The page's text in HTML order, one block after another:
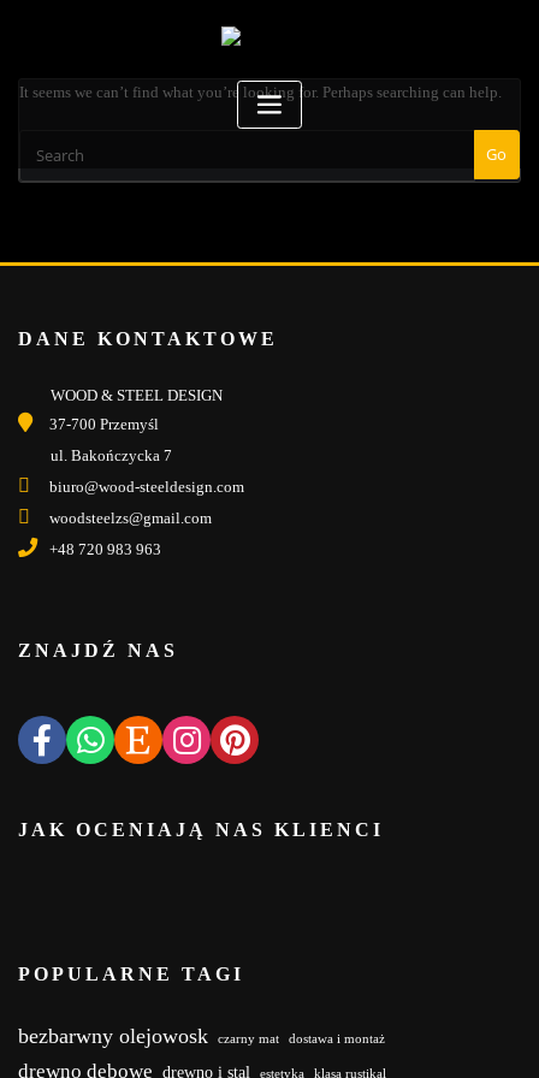
It seems we can’t find what you’re looking for. Perhaps searching can help.
Go
DANE KONTAKTOWE
WOOD & STEEL DESIGN
37-700 Przemyśl
ul. Bakończycka 7
biuro@wood-steeldesign.com
woodsteelzs@gmail.com
+48 720 983 963
ZNAJDŹ NAS
JAK OCENIAJĄ NAS KLIENCI
POPULARNE TAGI
bezbarwny olejowosk czarny mat dostawa i montaż
drewno dębowe drewno i stal estetyka klasa rustikal